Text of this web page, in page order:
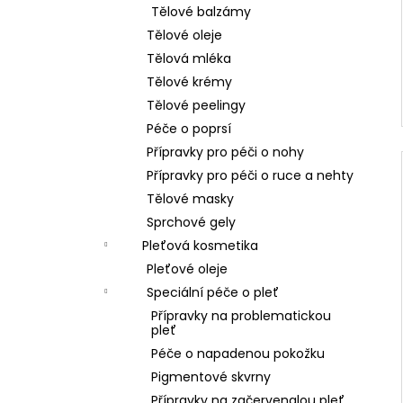
Tělové balzámy
Tělové oleje
Tělová mléka
Tělové krémy
Tělové peelingy
Péče o poprsí
Přípravky pro péči o nohy
Přípravky pro péči o ruce a nehty
Tělové masky
Sprchové gely
Pleťová kosmetika
Pleťové oleje
Speciální péče o pleť
Přípravky na problematickou
pleť
Péče o napadenou pokožku
Pigmentové skvrny